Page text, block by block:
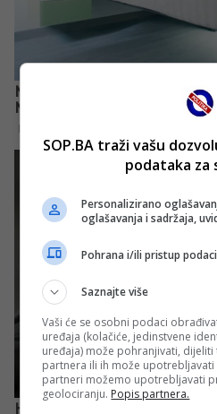
SOP.BA traži vašu
podataka za
Personalizirano
oglašavanja i sadržaja,
Pohrana i/ili pristup
Saznajte više
Vaši će se osobni podaci
uređaja (kolačiće, jedinstvene
uređaja) može pohranjivati,
partnera ili ih može upotrebljavati
partneri možemo upotrebljavati
geolociranju. Popis partnera.